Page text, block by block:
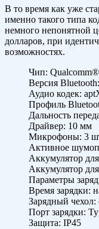
В то время как уже
именно такого типа
немного непонятной
долларов, при
возможностях.
Чип:
Версия
Аудио кодек:
Профиль
Дальность
Драйвер: 10 мм
Микрофоны: 3
Активное
Аккумулятор
Аккумулятор
Параметры
Время зарядки:
Зарядный чехол:
Порт зарядки:
Защита: IP45